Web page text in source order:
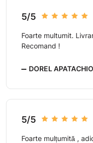
5/5
Foarte multumit.
Recomand !
DOREL
5/5
Foarte mulțumită ,